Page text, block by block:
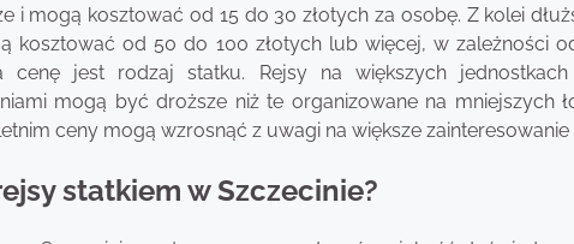
i mogą kosztować od 15 do 30 złotych za osobę. Z kolei
kosztować od 50 do 100 złotych lub więcej, w zależności
cenę jest rodzaj statku. Rejsy na większych
mogą być droższe niż te organizowane na mniejszych
ceny mogą wzrosnąć z uwagi na większe
statkiem w Szczecinie?